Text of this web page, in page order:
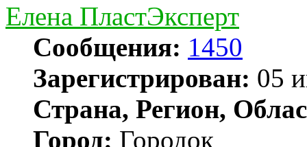
Елена ПластЭксперт
Сообщения: 1450
Зарегистрирован: 05
Страна, Регион,
Город: Городок